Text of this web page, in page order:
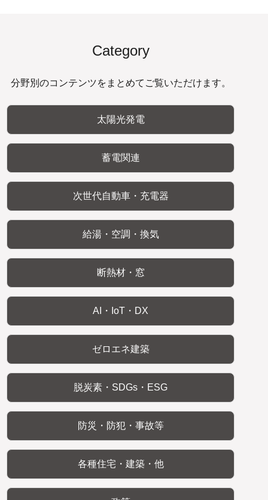
Category
分野別のコンテンツをまとめてご覧いただけます。
太陽光発電
蓄電関連
次世代自動車・充電器
給湯・空調・換気
断熱材・窓
AI・IoT・DX
ゼロエネ建築
脱炭素・SDGs・ESG
防災・防犯・事故等
各種住宅・建築・他